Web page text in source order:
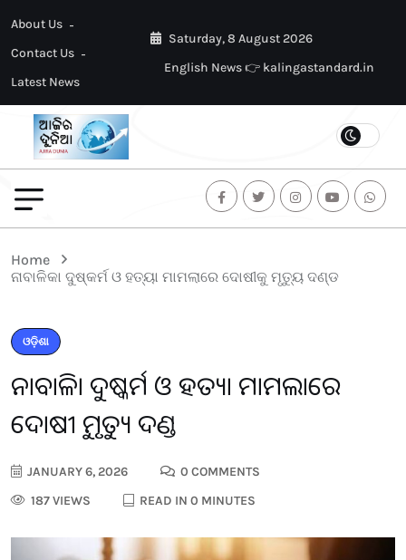
About Us
Contact Us
Latest News
Saturday, 8 August 2026
English News 👉 kalingastandard.in
Home
ନାବାଳିକା ଦୁଷ୍କର୍ମ ଓ ହତ୍ୟା ମାମଲାରେ ଦୋଷୀକୁ ମୃତ୍ୟୁ ଦଣ୍ଡ
ଓଡ଼ିଶା
ନାବାଳିକା ଦୁଷ୍କର୍ମ ଓ ହତ୍ୟା ମାମଲାରେ
ଦୋଷୀକୁ ମୃତ୍ୟୁ ଦଣ୍ଡ
JANUARY 6, 2026
0 COMMENTS
187 VIEWS
READ IN 0 MINUTES